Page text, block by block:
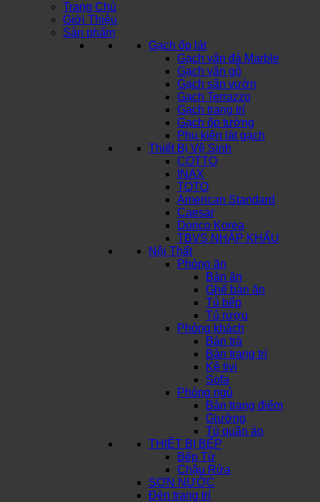
Trang Chủ
Giới Thiệu
Sản phẩm
Gạch ốp lát
Gạch vân đá Marble
Gạch vân gỗ
Gạch sân vườn
Gạch Terrazzo
Gạch trang trí
Gạch ốp tường
Phụ kiện lát gạch
Thiết Bị Vệ Sinh
COTTO
INAX
TOTO
American Standard
Caesar
Dorico Korea
TBVS NHẬP KHẨU
Nội Thất
Phòng ăn
Bàn ăn
Ghế bàn ăn
Tủ bếp
Tủ rượu
Phòng khách
Bàn trà
Bàn trang trí
Kệ tivi
Sofa
Phòng ngủ
Bàn trang điểm
Giường
Tủ quần áo
THIẾT BỊ BẾP
Bếp Từ
Chậu Rửa
SƠN NƯỚC
Đèn trang trí